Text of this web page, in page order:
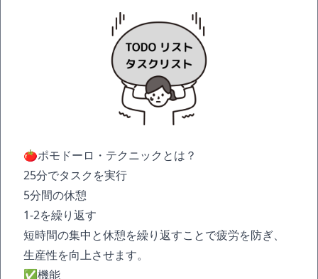
🍅ポモドーロ・テクニックとは？
25分でタスクを実行
5分間の休憩
1-2を繰り返す
短時間の集中と休憩を繰り返すことで疲労を防ぎ、
生産性を向上させます。
✅機能